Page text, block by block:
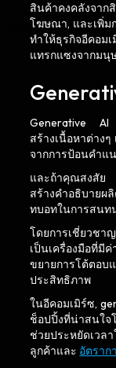
สินค้าคงคลังจ
โฆษณา, และเพิ่ม
ทำให้ธุรกิจอีคอม
แทรกแซงจากมนุ
Generative AI
สร้างเนื้อหาต่าง
จากการป้อนคำแ
และถ้าคุณสงสัย
สร้างคำอธิบาย
ทบอทในการสนท
โดยการเชี่ยวชา
เป็นเครื่องมือที่มี
ขยายการโต้ตอบ
ประสิทธิภาพ
ในอีคอมเมิร์ซ,
ช็อปปิ้งที่น่าสนใจ
ช่วยประหยัดเวล
ลูกค้าและ อัตราก